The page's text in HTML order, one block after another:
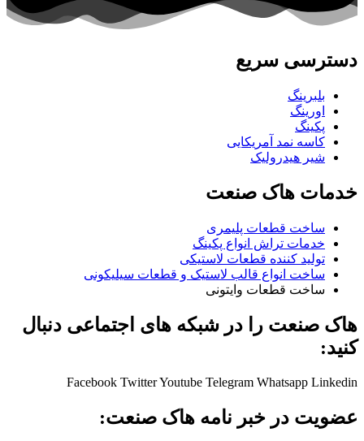
دسترسی سریع
بلبرینگ
اورینگ
پکینگ
کاسه نمد آمریکایی
شیر هیدرولیک
خدمات هاک صنعت
ساخت قطعات پلیمری
خدمات تراش انواع پکینگ
تولید کننده قطعات لاستیکی
ساخت انواع قالب لاستیک و قطعات سیلیکونی
ساخت قطعات وایتونی
هاک صنعت را در شبکه های اجتماعی دنبال
کنید:
Facebook TwitterYoutube Telegram Whatsapp Linkedin
عضویت در خبر نامه هاک صنعت: